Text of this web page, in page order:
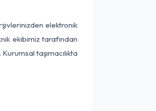
elektronik
ekibimiz tarafından
taşımacılıkta